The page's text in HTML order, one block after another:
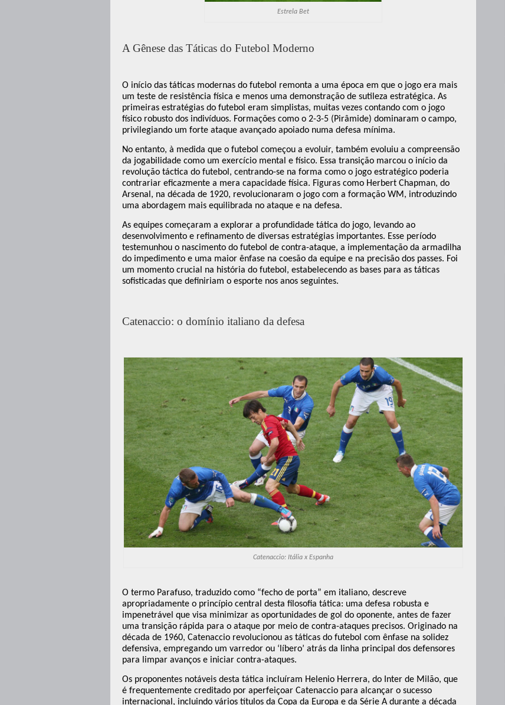
Estrela Bet
A Gênese das Táticas do Futebol Moderno
O início das táticas modernas do futebol remonta a uma época em que o jogo era mais
um teste de resistência física e menos uma demonstração de sutileza estratégica. As
primeiras estratégias do futebol eram simplistas, muitas vezes contando com o jogo
físico robusto dos indivíduos. Formações como o 2-3-5 (Pirâmide) dominaram o campo,
privilegiando um forte ataque avançado apoiado numa defesa mínima.
No entanto, à medida que o futebol começou a evoluir, também evoluiu a compreensão
da jogabilidade como um exercício mental e físico. Essa transição marcou o início da
revolução táctica do futebol, centrando-se na forma como o jogo estratégico poderia
contrariar eficazmente a mera capacidade física. Figuras como Herbert Chapman, do
Arsenal, na década de 1920, revolucionaram o jogo com a formação WM, introduzindo
uma abordagem mais equilibrada no ataque e na defesa.
As equipes começaram a explorar a profundidade tática do jogo, levando ao
desenvolvimento e refinamento de diversas estratégias importantes. Esse período
testemunhou o nascimento do futebol de contra-ataque, a implementação da armadilha
do impedimento e uma maior ênfase na coesão da equipe e na precisão dos passes. Foi
um momento crucial na história do futebol, estabelecendo as bases para as táticas
sofisticadas que definiriam o esporte nos anos seguintes.
Catenaccio: o domínio italiano da defesa
Catenaccio: Itália x Espanha
O termo Parafuso, traduzido como “fecho de porta” em italiano, descreve
apropriadamente o princípio central desta filosofia tática: uma defesa robusta e
impenetrável que visa minimizar as oportunidades de gol do oponente, antes de fazer
uma transição rápida para o ataque por meio de contra-ataques precisos. Originado na
década de 1960, Catenaccio revolucionou as táticas do futebol com ênfase na solidez
defensiva, empregando um varredor ou ‘líbero’ atrás da linha principal dos defensores
para limpar avanços e iniciar contra-ataques.
Os proponentes notáveis ​​desta tática incluíram Helenio Herrera, do Inter de Milão, que
é frequentemente creditado por aperfeiçoar Catenaccio para alcançar o sucesso
internacional, incluindo vários títulos da Copa da Europa e da Série A durante a década